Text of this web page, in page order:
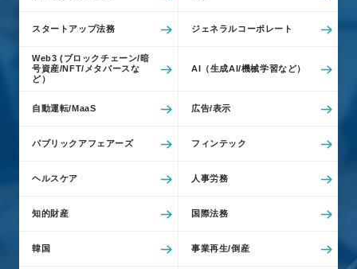
t
s
V
o
c
例
Z
スタートアップ法務 ジェネラルコーポレート
Web3 (ブロックチェーン/暗
号資産/NFT/メタバースな
ど）
AI（生成AI/機械学習など）
自動運転/MaaS 広告/表示
パブリックアフェアーズ フィンテック
ヘルスケア 人事労務
知的財産 国際法務
韓国 事業再生/倒産